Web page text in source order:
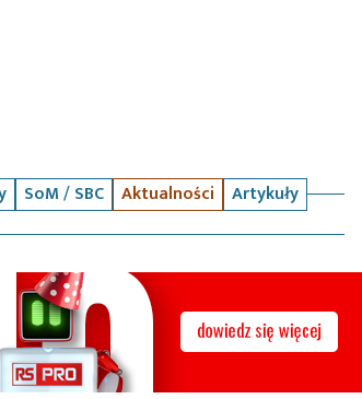
SoM / SBC Aktualności
Artykuły